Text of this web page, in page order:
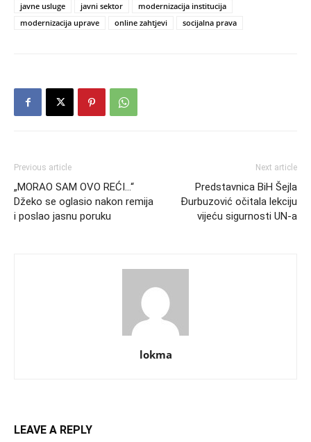
javne usluge
javni sektor
modernizacija institucija
modernizacija uprave
online zahtjevi socijalna prava
Previous article
„MORAO SAM OVO REĆI…“
Džeko se oglasio nakon remija
i poslao jasnu poruku
Next article
Predstavnica BiH Šejla
Đurbuzović očitala lekciju
vijeću sigurnosti UN-a
lokma
LEAVE A REPLY